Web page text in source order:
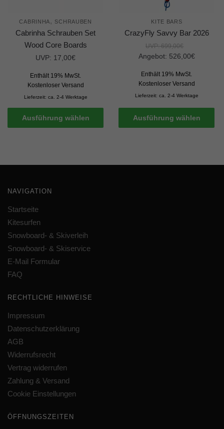
CABRINHA, SCHRAUBEN
Cabrinha Schrauben Set
Wood Core Boards
UVP: 17,00€
Enthält 19% MwSt.
Kostenloser Versand
Lieferzeit: ca. 2-4 Werktage
Ausführung wählen
KITE BARS
CrazyFly Savvy Bar 2026
UVP:699,00€
Angebot: 526,00€
Enthält 19% MwSt.
Kostenloser Versand
Lieferzeit: ca. 2-4 Werktage
Ausführung wählen
NAVIGATION
Startseite
Kitesurfen
Snowboard- & Skiverleih
Snowboard- & Skiservice
E-Mail Formular
FAQ
RECHTLICHE HINWEISE
Impressum
Datenschutzerklärung
AGB
Widerrufsrecht
Vertrag widerrufen
Zahlung & Versand
Cookie Einstellungen
ÖFFNUNGSZEITEN